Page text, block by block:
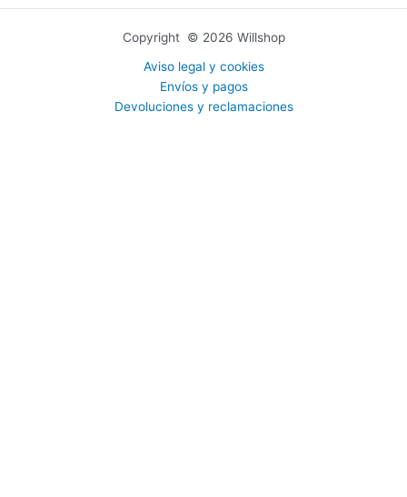
Copyright © 2026 Willshop
Aviso legal y cookies
Envíos y pagos
Devoluciones y reclamaciones